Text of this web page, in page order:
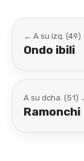
← A su izq. (49)
Ondo ibili
A su dcha. (51)
Ramonchi